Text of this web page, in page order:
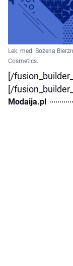
Lek. med. Bożena
Cosmetics.
[/
[/
Modaija.pl